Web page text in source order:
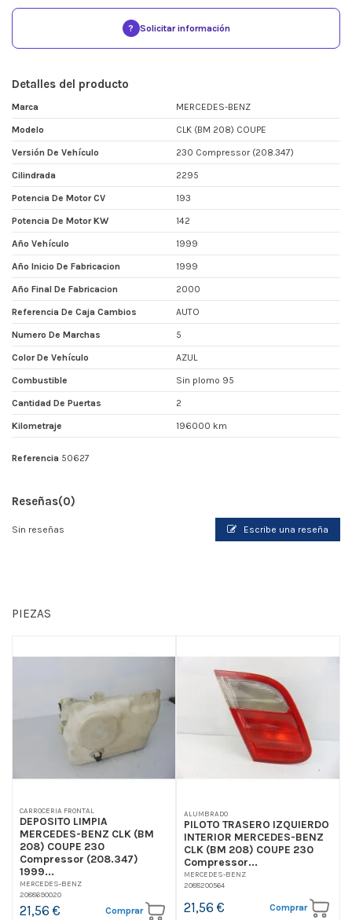
? Solicitar información
Detalles del producto
Marca MERCEDES-BENZ
Modelo CLK (BM 208) COUPE
Versión De Vehículo 230 Compressor (208.347)
Cilindrada 2295
Potencia De Motor CV 193
Potencia De Motor KW 142
Año Vehículo 1999
Año Inicio De Fabricacion 1999
Año Final De Fabricacion 2000
Referencia De Caja Cambios AUTO
Numero De Marchas 5
Color De Vehículo AZUL
Combustible Sin plomo 95
Cantidad De Puertas 2
Kilometraje 196000 km
Referencia 50627
Reseñas(0)
Sin reseñas Escribe una reseña
PIEZAS
CARROCERIA FRONTAL
DEPOSITO LIMPIA
MERCEDES-BENZ CLK (BM
208) COUPE 230
Compressor (208.347)
1999...
MERCEDES-BENZ
2088690020
21,56 € Comprar
ALUMBRADO
PILOTO TRASERO IZQUIERDO
INTERIOR MERCEDES-BENZ
CLK (BM 208) COUPE 230
Compressor...
MERCEDES-BENZ
2088200564
21,56 € Comprar